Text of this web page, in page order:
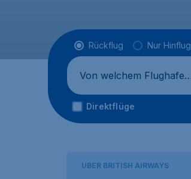
Flugtyp
Rückflug Nur Hinflug
Abflug von
Direktflüge
ÜBER BRITISH AIRWAYS